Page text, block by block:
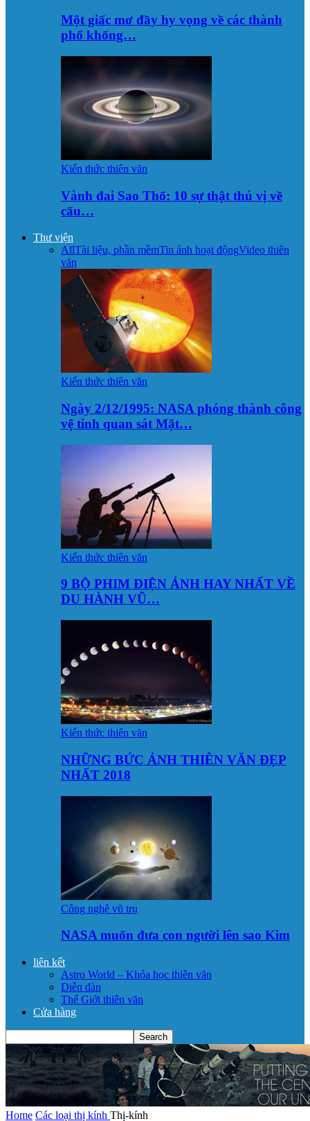
Một giấc mơ đầy hy vọng về các thành
phố khổng…
Kiến thức thiên văn
Vành đai Sao Thổ: 10 sự thật thú vị về
cấu…
Thư viện
AllTài liệu, phần mềmTin ảnh hoạt độngVideo thiên
văn
Kiến thức thiên văn
Ngày 2/12/1995: NASA phóng thành công
vệ tinh quan sát Mặt…
Kiến thức thiên văn
9 BỘ PHIM ĐIỆN ẢNH HAY NHẤT VỀ
DU HÀNH VŨ…
Kiến thức thiên văn
NHỮNG BỨC ẢNH THIÊN VĂN ĐẸP
NHẤT 2018
Công nghệ vũ trụ
NASA muốn đưa con người lên sao Kim
liên kết
Astro World – Khóa học thiên văn
Diễn đàn
Thế Giới thiên văn
Cửa hàng
Home Các loại thị kính Thị-kính